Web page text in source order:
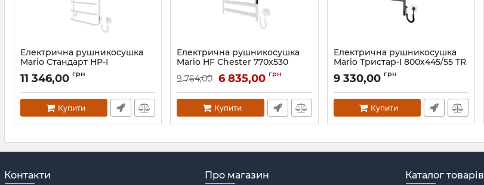
Електрична рушникосушка
Mario Стандарт НР-І
1090х530/150 TR К білий
глянець
Артикул:2.3.0217.10.P-WG
11 346,00 грн
Купити
Електрична рушникосушка
Mario HF Chester 770x530
Артикул:3.16.053344.WM
9 764,00 6 835,00 грн
Купити
Електрична рушникосушка
Mario Тристар-I 800х445/55 TR
чорний мат
Артикул:2.3.0506.11.P-BM
9 330,00 грн
Купити
Контакти Про магазин Каталог товарів